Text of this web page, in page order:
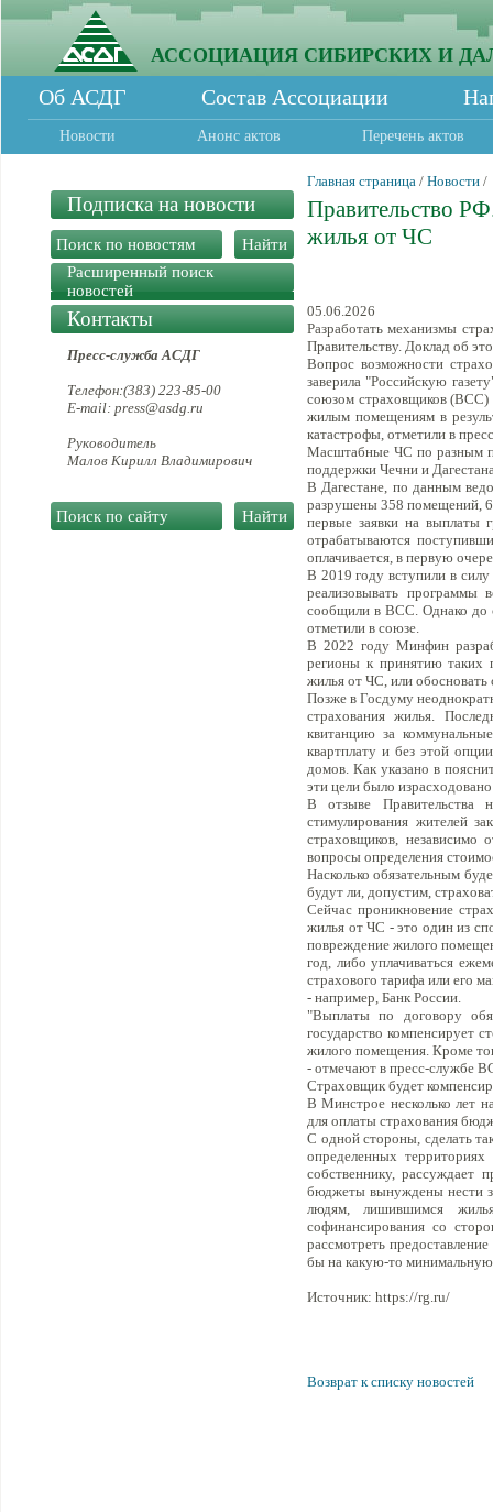
АССОЦИАЦИЯ СИБИРСКИХ И
Об АСДГ Состав Ассоциации
Новости Анонс актов Перечень актов
Подписка на новости
Расширенный поиск
новостей
Контакты
Пресс-служба АСДГ
Телефон:(383) 223-85-00
E-mail: press@asdg.ru
Руководитель
Малов Кирилл Владимирович
Главная страница / Новости /
Правительство
жилья от ЧС
05.06.2026
Разработать механизмы
Правительству. Доклад об
Вопрос возможности
заверила "Российскую
союзом страховщиков (ВСС)
жилым помещениям в
катастрофы, отметили в
Масштабные ЧС по разным
поддержки Чечни и
В Дагестане, по данным
разрушены 358 помещений,
первые заявки на выплаты
отрабатываются
оплачивается, в первую
В 2019 году вступили в силу
реализовывать программы
сообщили в ВСС. Однако до
отметили в союзе.
В 2022 году Минфин
регионы к принятию таких
жилья от ЧС, или
Позже в Госдуму
страхования жилья.
квитанцию за
квартплату и без этой
домов. Как указано в
эти цели было
В отзыве Правительства
стимулирования жителей
страховщиков, независимо
вопросы определения
Насколько обязательным
будут ли, допустим,
Сейчас проникновение
жилья от ЧС - это один из
повреждение жилого
год, либо уплачиваться
страхового тарифа или его
- например, Банк России.
"Выплаты по договору
государство компенсирует
жилого помещения. Кроме
- отмечают в пресс-службе
Страховщик будет
В Минстрое несколько лет
для оплаты страхования
С одной стороны, сделать
определенных
собственнику, рассуждает
бюджеты вынуждены нести
людям, лишившимся
софинансирования со
рассмотреть
бы на какую-то минимальную
Источник: https://rg.ru/
Возврат к списку новостей